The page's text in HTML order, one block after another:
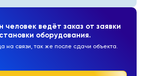
человек ведёт заказ от заявки
оборудования.
на связи, так же после сдачи объекта.